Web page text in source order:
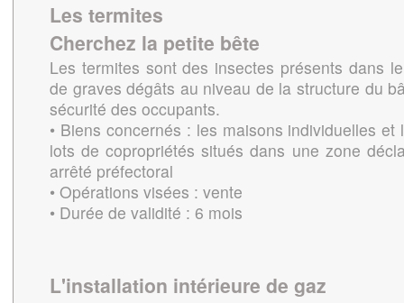
Les termites
Cherchez la petite bête
Les termites sont des insectes présents dans
de graves dégâts au niveau de la structure du
sécurité des occupants.
• Biens concernés : les maisons individuelles
lots de copropriétés situés dans une zone
arrêté préfectoral
• Opérations visées : vente
• Durée de validité : 6 mois
L'installation intérieure de gaz